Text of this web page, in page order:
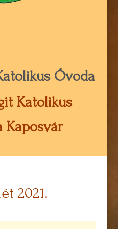
Óvoda
Katolikus
Kaposvár
2021.